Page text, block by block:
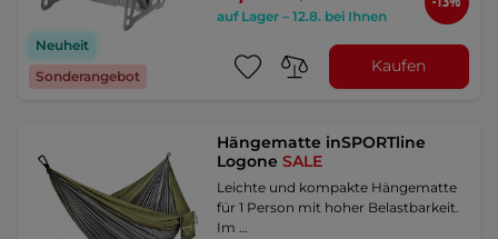
Neuheit
Sonderangebot
auf Lager – 12.8. bei Ihnen
Kaufen
Hängematte inSPORTline
LogoneSALE
Leichte und kompakte Hängematte
für 1 Person mit hoher Belastbarkeit.
Im …